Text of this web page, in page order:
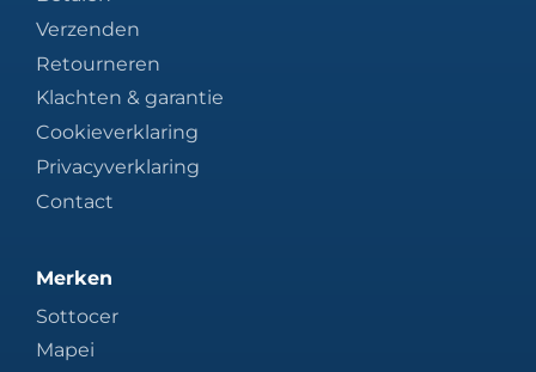
Verzenden
Retourneren
Klachten & garantie
Cookieverklaring
Privacyverklaring
Contact
Merken
Sottocer
Mapei